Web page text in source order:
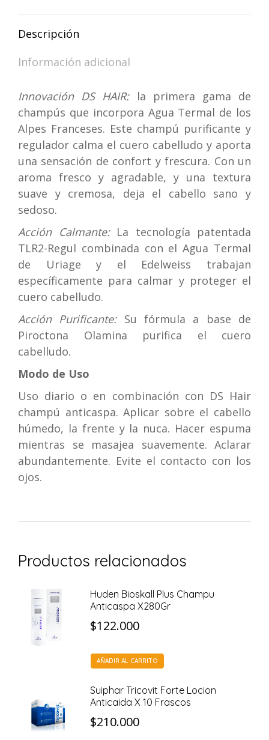
WhatsAppFacebook
X
Pinterest
Descripción
Información adicional
Innovación DS HAIR:la primera gama de
champús que incorpora Agua Termal de los
Alpes Franceses. Este champú purificante y
regulador calma el cuero cabelludo y aporta
una sensación de confort y frescura. Con un
aroma fresco y agradable, y una textura
suave y cremosa, deja el cabello sano y
sedoso.
Acción Calmante: La tecnología patentada
TLR2-Regul combinada con el Agua Termal
de Uriage y el Edelweiss trabajan
específicamente para calmar y proteger el
cuero cabelludo.
Acción Purificante: Su fórmula a base de
Piroctona Olamina purifica el cuero
cabelludo.
Modo de Uso
Uso diario o en combinación con DS Hair
champú anticaspa. Aplicar sobre el cabello
húmedo, la frente y la nuca. Hacer espuma
mientras se masajea suavemente. Aclarar
abundantemente. Evite el contacto con los
ojos.
Productos relacionados
Huden Bioskall Plus Champu
Anticaspa X280Gr
$122.000
AÑADIR AL CARRITO
Suiphar Tricovit Forte Locion
Anticaida X 10 Frascos
$210.000